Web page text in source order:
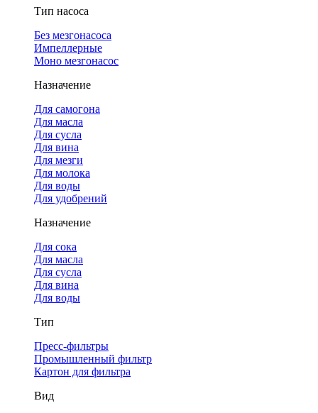
Тип насоса
Без мезгонасоса
Импеллерные
Моно мезгонасос
Назначение
Для самогона
Для масла
Для сусла
Для вина
Для мезги
Для молока
Для воды
Для удобрений
Назначение
Для сока
Для масла
Для сусла
Для вина
Для воды
Тип
Пресс-фильтры
Промышленный фильтр
Картон для фильтра
Вид